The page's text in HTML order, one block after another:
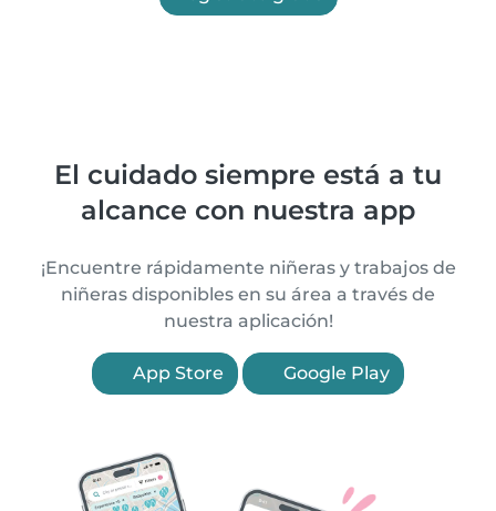
El cuidado siempre está a tu
alcance con nuestra app
¡Encuentre rápidamente niñeras y trabajos de
niñeras disponibles en su área a través de
nuestra aplicación!
App Store Google Play